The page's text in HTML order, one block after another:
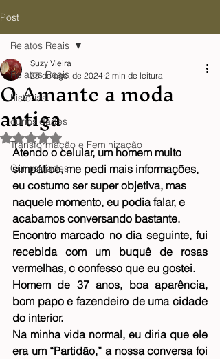
Post
Relatos Reais
histórias
curiosidades
Transformação e Feminização
Curiosidades
Relatos Reais
O Amante a moda
antiga
Suzy Vieira
25 de ago. de 2024 2 min de leitura
Avaliado com NaN de 5 estrelas.
Atendo o celular, um homem muito
simpático, me pedi mais informações,
eu costumo ser super objetiva, mas
naquele momento, eu podia falar, e
acabamos conversando bastante.
Encontro marcado no dia seguinte, fui
recebida com um buquê de rosas
vermelhas, c confesso que eu gostei.
Homem de 37 anos, boa aparência,
bom papo e fazendeiro de uma cidade
do interior.
Na minha vida normal, eu diria que ele
era um “Partidão,” a nossa conversa foi